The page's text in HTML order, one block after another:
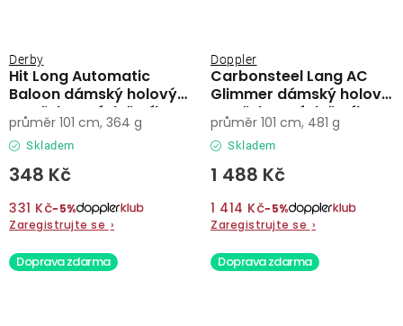
Hit Long Automatic
Baloon dámský holový
vystřelovací deštník
Derby
Skladem
348 Kč
331 Kč−5%
Zaregistrujte se ›
průměr 101 cm, 364 g
Carbonsteel Lang AC
Glimmer dámský holový
vystřelovací deštník
Doppler
Skladem
1 488 Kč
1 414 Kč−5%
Zaregistrujte se ›
průměr 101 cm, 481 g
Doprava zdarma Doprava zdarma